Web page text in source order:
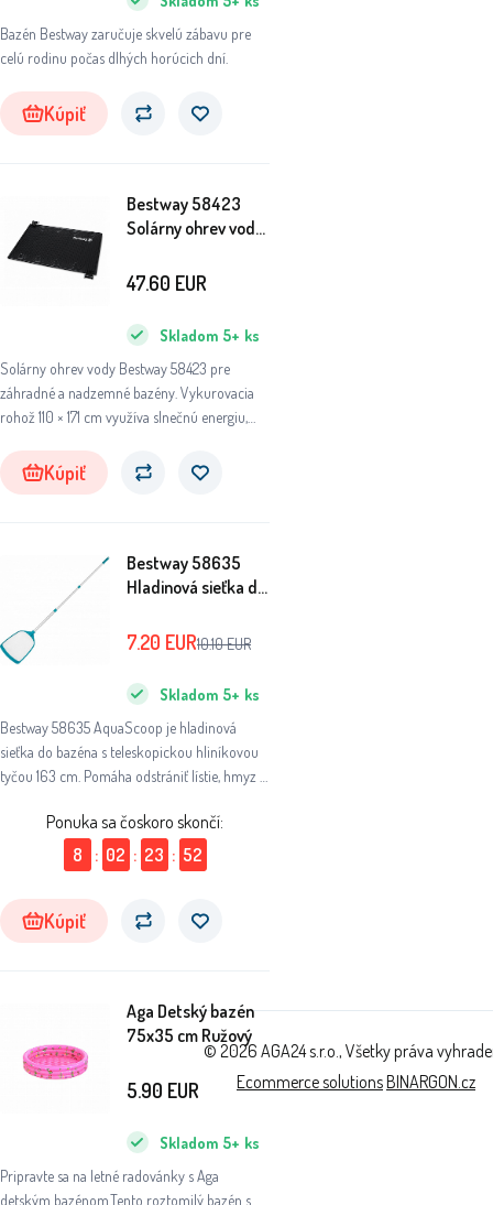
Bazén Bestway zaručuje skvelú zábavu pre
celú rodinu počas dlhých horúcich dní.
Kúpiť
Bestway 58423
Solárny ohrev vody
Solárny ohrev vody Bestway 58423 pre
záhradné a nadzemné bazény. Vykurovacia
rohož 110 × 171 cm využíva slnečnú energiu,
Skladom 5+ ks
47.60 EUR
Kúpiť
Bestway 58635
Hladinová sieťka do
163 cm
Bestway 58635 AquaScoop je hladinová
sieťka do bazéna s teleskopickou hliníkovou
tyčou 163 cm. Pomáha odstrániť lístie, hmyz a
Skladom 5+ ks
7.20 EUR10.10EUR
Ponuka sa čoskoro skončí:
8
: 02 : 23 : 51
Kúpiť
Aga Detský bazén
75x35 cm Ružový
Pripravte sa na letné radovánky s Aga
detským bazénom.Tento roztomilý bazén s
Skladom 5+ ks
5.90 EUR
© 2026 AGA24 s.r.o., Všetky práva
Ecommerce solutionsBINARGON.cz